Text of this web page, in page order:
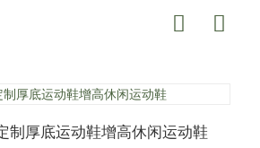
制厚底运动鞋增高休闲运动鞋